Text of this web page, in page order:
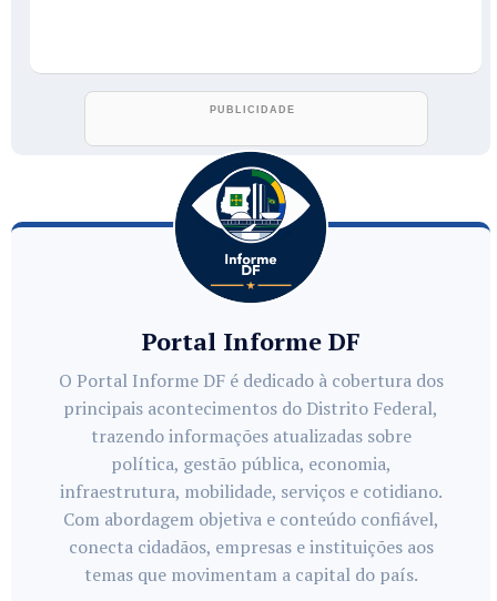
Portal Informe DF
O Portal Informe DF é dedicado à cobertura dos
principais acontecimentos do Distrito Federal,
trazendo informações atualizadas sobre
política, gestão pública, economia,
infraestrutura, mobilidade, serviços e cotidiano.
Com abordagem objetiva e conteúdo confiável,
conecta cidadãos, empresas e instituições aos
temas que movimentam a capital do país.